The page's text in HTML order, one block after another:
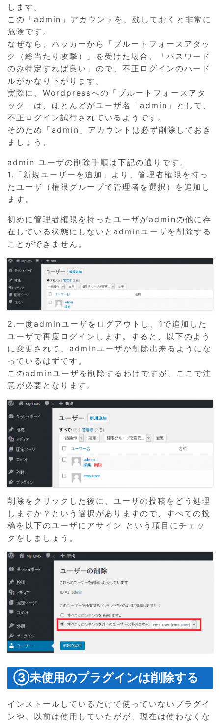
します。
この「admin」アカウントを、残しておくと非常に
危険です。
なぜなら、ハッカーから「ブルートフォースアタッ
ク（総当たり攻撃）」を受けた場合、「パスワード
のみ特定すれば良い」ので、不正ログインのハード
ルがかなり下がります。
実際に、Wordpressへの「ブルートフォースアタ
ック」は、ほとんどがユーザ名「admin」として、
不正ログイン試行されているようです。
そのため「admin」アカウントは必ず削除しておき
ましょう。
admin ユーザの削除手順は下記の通りです。
1.「新規ユーザーを追加」より、管理者権限を持っ
たユーザ（権限グループで管理者を選択）を追加し
ます。
初めに管理者権限を持ったユーザがadminの他に存
在している状態にしないとadminユーザを削除する
ことができません。
2.一度adminユーザをログアウトし、1で追加した
ユーザで再度ログインします。すると、以下のよう
に変更されて、adminユーザが削除出来るようにな
っているはずです。
このadminユーザを削除するわけですが、ここで注
意が必要となります。
削除をクリックした後に、ユーザの投稿をどう処理
しますか？という選択がありますので、すべての投
稿を以下のユーザにアサイン という項目にチェッ
クをしましょう。
③未使用のプラグインは削除する
インストールしているだけで使っていないプラグイ
ンや、以前は使用していたがが、現在は使わなくな